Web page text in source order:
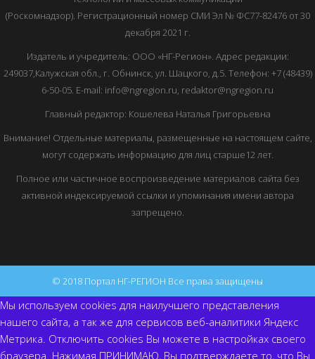
(Роскомнадзор). Регистрационный номер СМИ Эл № ФС77-82476 от 30
декабря 2021 г.
Издатель и учредитель: ООО «НГ-Регион». Адрес редакции:
249037,Калужская обл., г. Обнинск, ул. Шацкого, д.5. Телефон: +7 (48439)
6-50-05. E-mail: info@ngregion.ru, redaktor@ngregion.ru
Главный редактор: Кошелева Наталья Григорьевна
Внимание! Отдельные материалы, размещенные на настоящем сайте,
могут содержать информацию для лиц старше12 лет.
Полное или частичное воспроизведение материалов сайта без
активной индексируемой ссылки и упоминания имени автора
запрещено.
© 2018 Портал НГ-РЕГИОН Все права защищены
Мы используем cookies для наилучшего представления
нашего сайта, а так же для сервисов веб-аналитики Яндекс
Метрика. Отключить cookies Вы можете в настройках своего
браузера. Нажимая ПРИНИМАЮ, Вы подтверждаете то, что Вы